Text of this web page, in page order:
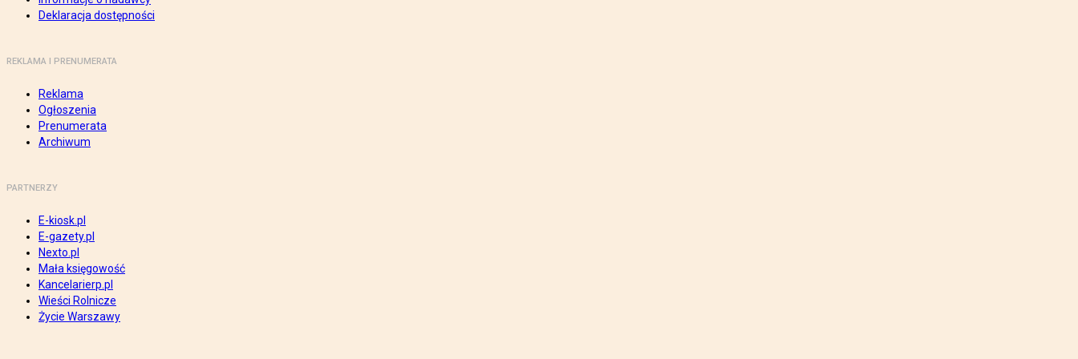
Deklaracja dostępności
REKLAMA I PRENUMERATA
Reklama
Ogłoszenia
Prenumerata
Archiwum
PARTNERZY
E-kiosk.pl
E-gazety.pl
Nexto.pl
Mała księgowość
Kancelarierp.pl
Wieści Rolnicze
Życie Warszawy